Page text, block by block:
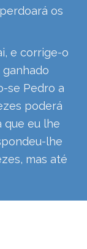
os
e corrige-o
se Pedro a
poderá
que eu lhe
lhe
mas até